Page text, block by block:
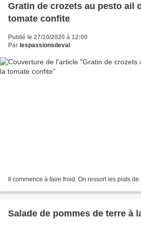
Gratin de crozets au pesto ail
tomate confite
Publié le 27/10/2020 à 12:00
Par lespassionsdeval
Il commence à faire froid. On ressort les plats
Salade de pommes de terre à